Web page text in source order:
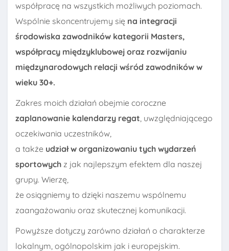
współpracę na wszystkich możliwych poziomach.
Wspólnie skoncentrujemy się na integracji
środowiska zawodników kategorii Masters,
współpracy międzyklubowej oraz rozwijaniu
międzynarodowych relacji wśród zawodników w
wieku 30+.
Zakres moich działań obejmie coroczne
zaplanowanie kalendarzy regat, uwzględniającego
oczekiwania uczestników,
a także udział w organizowaniu tych wydarzeń
sportowych z jak najlepszym efektem dla naszej
grupy. Wierzę,
że osiągniemy to dzięki naszemu wspólnemu
zaangażowaniu oraz skutecznej komunikacji.
Powyższe dotyczy zarówno działań o charakterze
lokalnym, ogólnopolskim jak i europejskim.